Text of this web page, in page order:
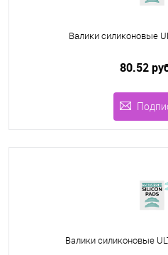
Валики силиконовые
80.52
Валики силиконовые